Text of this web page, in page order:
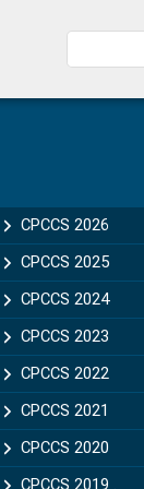
Sidebar
CPCCS 2026
CPCCS 2025
CPCCS 2024
CPCCS 2023
CPCCS 2022
CPCCS 2021
CPCCS 2020
CPCCS 2019 .